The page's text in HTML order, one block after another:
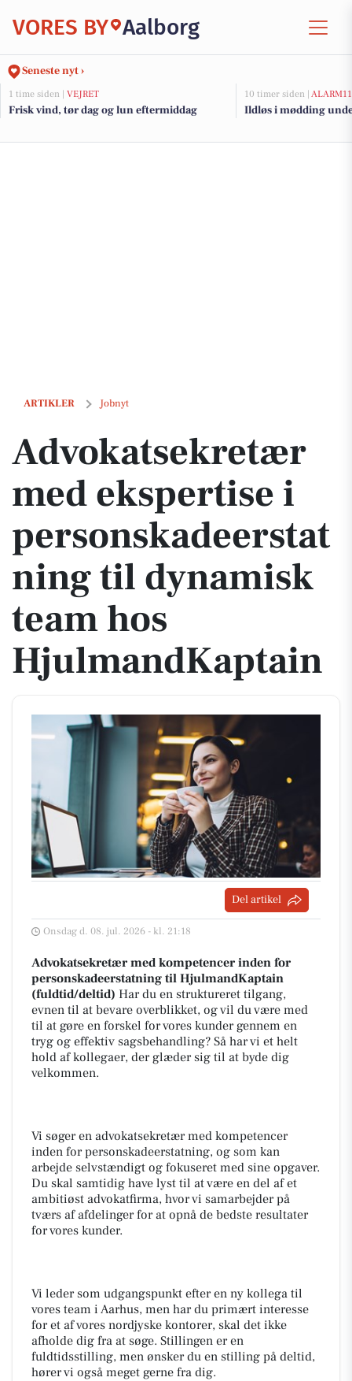
VORES BY Aalborg
Seneste nyt ›
1 time siden | VEJRET
Frisk vind, tør dag og lun eftermiddag
10 timer siden |
Ildløs i mødding
ARTIKLER Jobnyt
Advokatsekretær med ekspertise i personskadeerstatning til
Advokatsekretær
med ekspertise i
personskadeerstat
ning til dynamisk
team hos
HjulmandKaptain
Del artikel
Onsdag d. 08. jul. 2026 - kl. 21:18
Advokatsekretær med kompetencer inden for
personskadeerstatning til HjulmandKaptain
(fuldtid/deltid) Har du en struktureret tilgang,
evnen til at bevare overblikket, og vil du være med
til at gøre en forskel for vores kunder gennem en
tryg og effektiv sagsbehandling? Så har vi et helt
hold af kollegaer, der glæder sig til at byde dig
velkommen.
Vi søger en advokatsekretær med kompetencer
inden for personskadeerstatning, og som kan
arbejde selvstændigt og fokuseret med sine opgaver.
Du skal samtidig have lyst til at være en del af et
ambitiøst advokatfirma, hvor vi samarbejder på
tværs af afdelinger for at opnå de bedste resultater
for vores kunder.
Vi leder som udgangspunkt efter en ny kollega til
vores team i Aarhus, men har du primært interesse
for et af vores nordjyske kontorer, skal det ikke
afholde dig fra at søge. Stillingen er en
fuldtidsstilling, men ønsker du en stilling på deltid,
hører vi også meget gerne fra dig.